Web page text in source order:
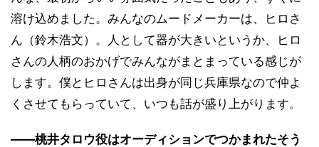
溶け込めました。みんなのムードメーカーは、ヒロさ
ん（鈴木浩文）。人として器が大きいというか、ヒロ
さんの人柄のおかげでみんながまとまっている感じが
します。僕とヒロさんは出身が同じ兵庫県なので仲よ
くさせてもらっていて、いつも話が盛り上がります。
――桃井タロウ役はオーディションでつかまれたそう